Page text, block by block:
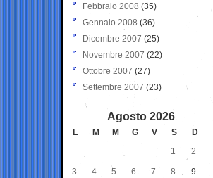
Febbraio 2008 (35)
Gennaio 2008 (36)
Dicembre 2007 (25)
Novembre 2007 (22)
Ottobre 2007 (27)
Settembre 2007 (23)
Agosto 2026
L M M G V S
D
1
2
3 4 5 6 7 8 9